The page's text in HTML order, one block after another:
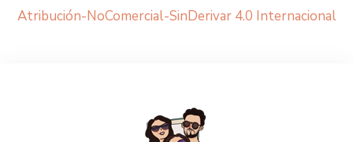
Atribución-NoComercial-SinDerivar 4.0 Internacional